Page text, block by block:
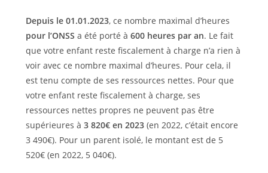
Depuis le 01.01.2023, ce nombre maximal d’heures
pour l’ONSS a été porté à 600 heures par an. Le fait
que votre enfant reste fiscalement à charge n’a rien à
voir avec ce nombre maximal d’heures. Pour cela, il
est tenu compte de ses ressources nettes. Pour que
votre enfant reste fiscalement à charge, ses
ressources nettes propres ne peuvent pas être
supérieures à 3 820€ en 2023(en 2022, c’était encore
3 490€). Pour un parent isolé, le montant est de 5
520€ (en 2022, 5 040€).